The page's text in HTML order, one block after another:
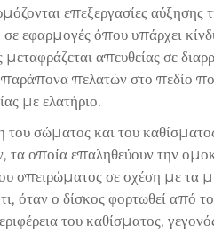
επεξεργασίες αύξησης
εφαρμογές όπου υπάρχει
απευθείας σε
πελατών στο πεδίο
με ελατήριο.
του σώματος και του
τα οποία επαληθεύουν την
σπειρώματος σε σχέση με τα
όταν ο δίσκος φορτωθεί από
του καθίσματος,